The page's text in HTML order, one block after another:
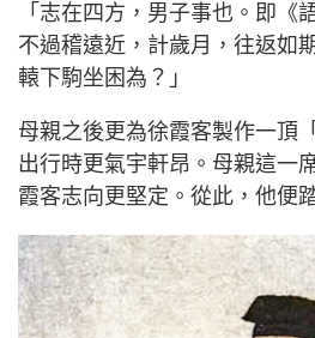
「志在四方，男子事也。即《
不過稽遠近，計歲月，往返如
轅下駒坐困為？」
母親之後更為徐霞客製作一頂
出行時更氣宇軒昂。母親這一
霞客志向更堅定。從此，他便